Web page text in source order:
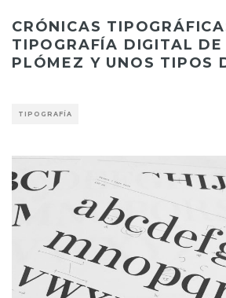
CRÓNICAS
TIPOGRAFÍA DIGITAL
PLÓMEZ Y UNOS TIPOS
TIPOGRAFÍA